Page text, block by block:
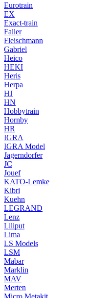
Eurotrain
EX
Exact-train
Faller
Fleischmann
Gabriel
Heico
HEKI
Heris
Herpa
HJ
HN
Hobbytrain
Hornby
HR
IGRA
IGRA Model
Jagerndorfer
JC
Jouef
KATO-Lemke
Kibri
Kuehn
LEGRAND
Lenz
Liliput
Lima
LS Models
LSM
Mabar
Marklin
MAV
Merten